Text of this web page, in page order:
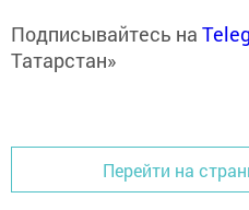
Подписывайтесь на
Татарстан»
Перейти на